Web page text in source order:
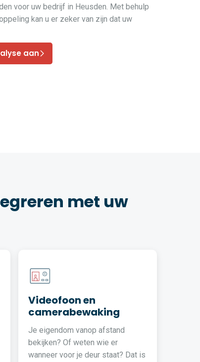
voor uw bedrijf in Heusden. Met behulp
kan u er zeker van zijn dat uw
aan
met uw
Videofoon en
camerabewaking
Je eigendom vanop afstand
bekijken? Of weten wie er
wanneer voor je deur staat? Dat is